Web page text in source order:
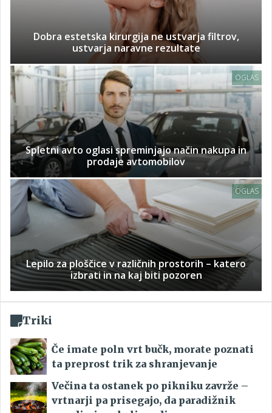
Dobra estetska kirurgija ne ustvarja filtrov,
ustvarja naravne rezultate
OGLAS
Spletni avto oglasi spreminjajo način nakupa in
prodaje avtomobilov
OGLAS
Lepilo za ploščice v različnih prostorih – katero
izbrati in na kaj biti pozoren
Triki
Če imate poln vrt bučk, morate poznati
ta preprost trik za shranjevanje
Večina ta ostanek po pikniku zavrže –
vrtnarji pa prisegajo, da paradižnik